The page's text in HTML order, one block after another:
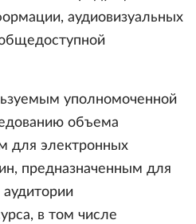
аудиовизуальных
уполномоченной
объема
для электронных
предназначенным для
в том числе